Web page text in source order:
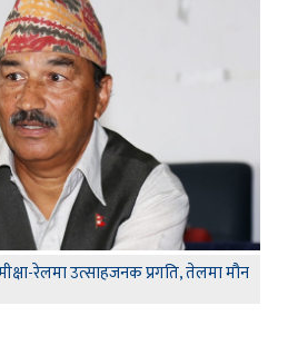
रेलमा उत्साहजनक प्रगति, तेलमा मौन